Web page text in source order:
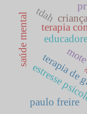
terapia
mote
terapia
estresse
saúde mental
paulo freire
tdah